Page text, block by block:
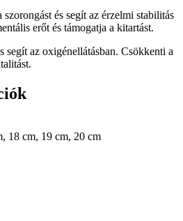
és segít az érzelmi stabilitás
erőt és támogatja a kitartást.
segít az oxigénellátásban. Csökkenti a
18 cm, 19 cm, 20 cm